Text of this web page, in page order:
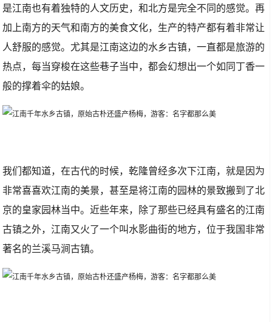
是江南也有着独特的人文历史，和北方是完全不同的感觉。再
加上南方的天气和南方的美食文化，生产的特产都有着非常让
人舒服的感觉。尤其是江南这边的水乡古镇，一直都是旅游的
热点，每当穿梭在这些巷子当中，都会幻想出一个如同丁香一
般的撑着伞的姑娘。
我们都知道，在古代的时候，乾隆曾经多次下江南，就是因为
非常喜喜欢江南的美景，甚至是将江南的园林的景致搬到了北
京的皇家园林当中。近些年来，除了那些已经具有盛名的江南
古镇之外，江南又火了一个叫水影曲街的地方，位于我国非常
著名的兰溪马涧古镇。